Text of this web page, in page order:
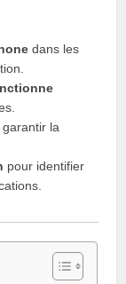
dans les
garantir la
pour identifier